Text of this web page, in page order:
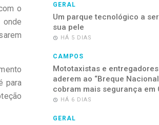
o
para
GERAL
Um parque tecnológico a
sua pele
HÁ 5 DIAS
CAMPOS
Mototaxistas e entregadores
aderem ao “Breque
cobram mais segurança em
HÁ 6 DIAS
GERAL